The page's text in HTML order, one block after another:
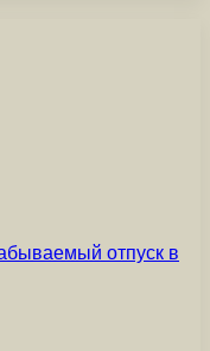
отпуск в